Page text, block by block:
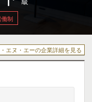
制
エヌ・エーの企業詳細を見る